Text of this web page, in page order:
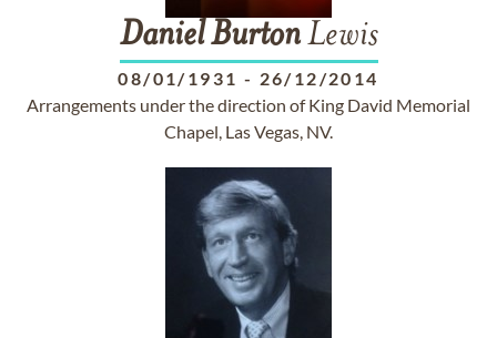
Daniel BurtonLewis
08/01/1931 - 26/12/2014
Arrangements under the direction of King David Memorial
Chapel, Las Vegas, NV.